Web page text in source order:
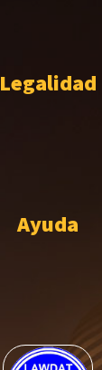
Legalidad
Ayuda